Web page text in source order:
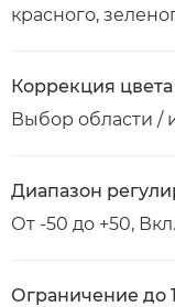
красного,
Коррекция цвета
Выбор области /
Диапазон
От -50 до +50,
Ограничение до